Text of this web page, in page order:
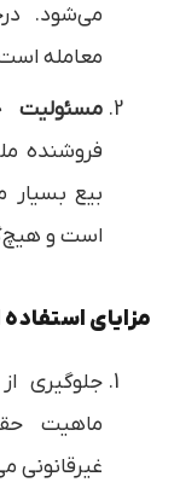
می‌شود.
معامله
مسئولیت
فروشنده
بیع بسیار
است و
مزایای
جلوگیری
ماهیت
غیرقانونی